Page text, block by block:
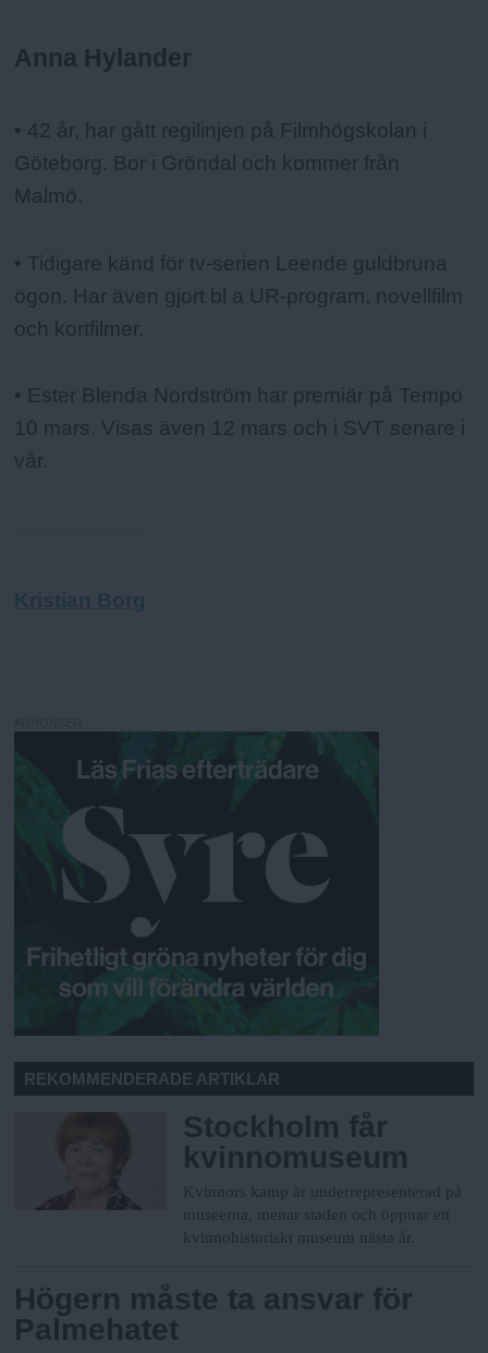
Fakta:
Anna Hylander
• 42 år, har gått regilinjen på Filmhögskolan i
Göteborg. Bor i Gröndal och kommer från
Malmö.
• Tidigare känd för tv-serien Leende guldbruna
ögon. Har även gjort bl a UR-program, novellfilm
och kortfilmer.
• Ester Blenda Nordström har premiär på Tempo
10 mars. Visas även 12 mars och i SVT senare i
vår.
Kristian Borg
REKOMMENDERADE ARTIKLAR
Stockholm får
kvinnomuseum
Kvinnors kamp är underrepresenterad på
museerna, menar staden och öppnar ett
kvinnohistoriskt museum nästa år.
Högern måste ta ansvar för
Palmehatet